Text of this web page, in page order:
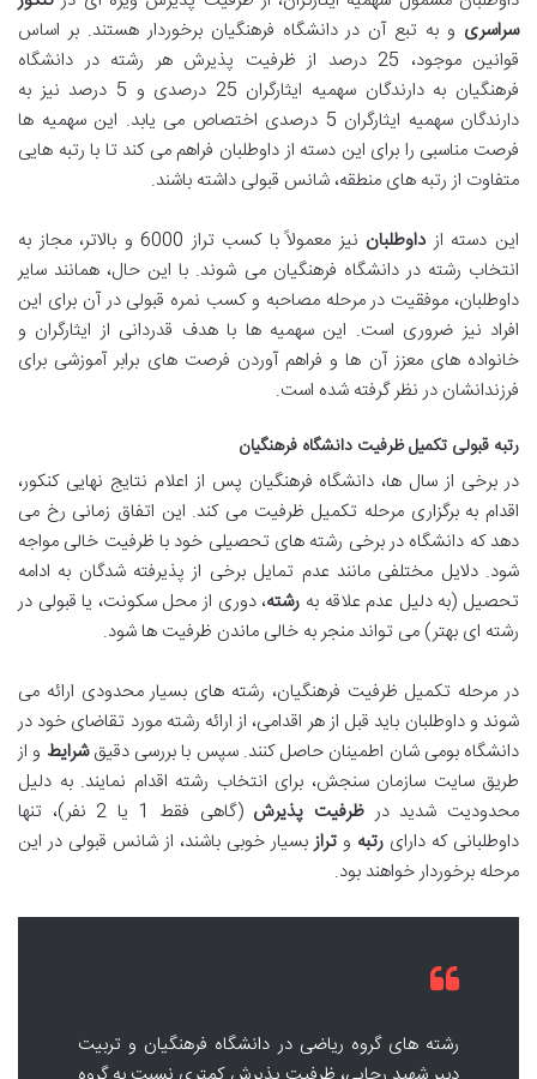
سراسری و به تبع آن در دانشگاه فرهنگیان برخوردار هستند. بر اساس
قوانین موجود، 25 درصد از ظرفیت پذیرش هر رشته در دانشگاه
فرهنگیان به دارندگان سهمیه ایثارگران 25 درصدی و 5 درصد نیز به
دارندگان سهمیه ایثارگران 5 درصدی اختصاص می یابد. این سهمیه ها
فرصت مناسبی را برای این دسته از داوطلبان فراهم می کند تا با رتبه هایی
متفاوت از رتبه های منطقه، شانس قبولی داشته باشند.
این دسته ازداوطلبان
نیز معمولاً با کسب تراز 6000 و بالاتر، مجاز به
انتخاب رشته در دانشگاه فرهنگیان می شوند. با این حال، همانند سایر
داوطلبان، موفقیت در مرحله مصاحبه و کسب نمره قبولی در آن برای این
افراد نیز ضروری است. این سهمیه ها با هدف قدردانی از ایثارگران و
خانواده های معزز آن ها و فراهم آوردن فرصت های برابر آموزشی برای
فرزندانشان در نظر گرفته شده است.
رتبه قبولی تکمیل ظرفیت دانشگاه فرهنگیان
در برخی از سال ها، دانشگاه فرهنگیان پس از اعلام نتایج نهایی کنکور،
اقدام به برگزاری مرحله تکمیل ظرفیت می کند. این اتفاق زمانی رخ می
دهد که دانشگاه در برخی رشته های تحصیلی خود با ظرفیت خالی مواجه
شود. دلایل مختلفی مانند عدم تمایل برخی از پذیرفته شدگان به ادامه
تحصیل (به دلیل عدم علاقه به رشته، دوری از محل سکونت، یا قبولی در
رشته ای بهتر) می تواند منجر به خالی ماندن ظرفیت ها شود.
در مرحله تکمیل ظرفیت فرهنگیان، رشته های بسیار محدودی ارائه می
شوند و داوطلبان باید قبل از هر اقدامی، از ارائه رشته مورد تقاضای خود در
دانشگاه بومی شان اطمینان حاصل کنند. سپس با بررسی دقیقشرایط و از
طریق سایت سازمان سنجش، برای انتخاب رشته اقدام نمایند. به دلیل
محدودیت شدید در ظرفیت پذیرش
(گاهی فقط 1 یا 2 نفر)، تنها
داوطلبانی که دارای رتبه و تراز بسیار خوبی باشند، از شانس قبولی در این
مرحله برخوردار خواهند بود.
رشته های گروه ریاضی در دانشگاه فرهنگیان و تربیت